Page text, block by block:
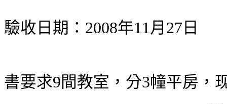
驗收日期： 2008年11月 27 日
書要求9間教室，分3幢平房，